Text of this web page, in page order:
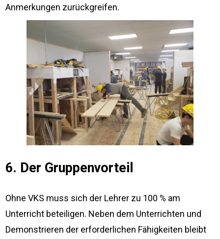
Anmerkungen zurückgreifen.
6. Der Gruppenvorteil
Ohne VKS muss sich der Lehrer zu 100 % am
Unterricht beteiligen. Neben dem Unterrichten und
Demonstrieren der erforderlichen Fähigkeiten bleibt